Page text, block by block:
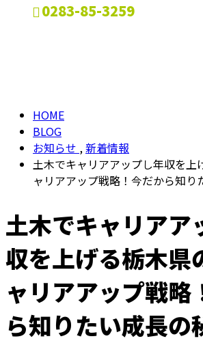
0283-85-3259
HOME
BLOG
お知らせ ,新着情報
土木でキャリアアップし年収を上
ャリアアップ戦略！今だから知り
土木でキャリアア
収を上げる栃木県
ャリアアップ戦略
ら知りたい成長の